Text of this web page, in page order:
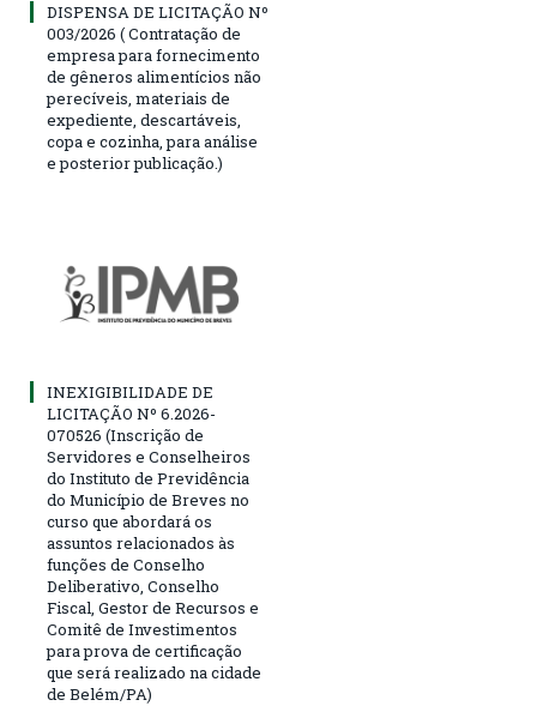
DISPENSA DE LICITAÇÃO Nº
003/2026 ( Contratação de
empresa para fornecimento
de gêneros alimentícios não
perecíveis, materiais de
expediente, descartáveis,
copa e cozinha, para análise
e posterior publicação.)
INEXIGIBILIDADE DE
LICITAÇÃO Nº 6.2026-
070526 (Inscrição de
Servidores e Conselheiros
do Instituto de Previdência
do Município de Breves no
curso que abordará os
assuntos relacionados às
funções de Conselho
Deliberativo, Conselho
Fiscal, Gestor de Recursos e
Comitê de Investimentos
para prova de certificação
que será realizado na cidade
de Belém/PA)